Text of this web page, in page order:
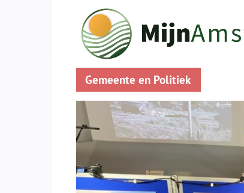
Gemeente en Politiek